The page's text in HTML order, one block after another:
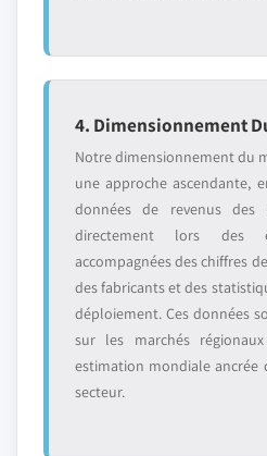
4. Dimensionnement
Notre dimensionnement du
une approche ascendante,
données de revenus des
directement lors des
accompagnées des chiffres
des fabricants et des
déploiement. Ces données
sur les marchés
estimation mondiale ancrée
secteur.